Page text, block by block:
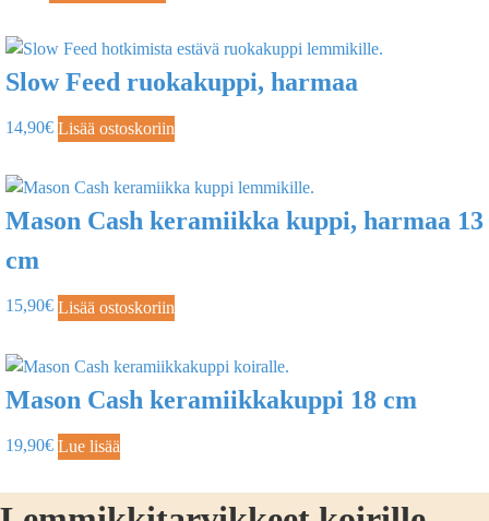
Slow Feed ruokakuppi, harmaa
14,90€ Lisää ostoskoriin
Mason Cash keramiikka kuppi, harmaa 13
cm
15,90€ Lisää ostoskoriin
Mason Cash keramiikkakuppi 18 cm
19,90€ Lue lisää